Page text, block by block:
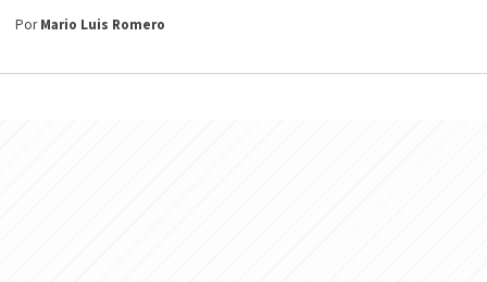
PorMario Luis Romero